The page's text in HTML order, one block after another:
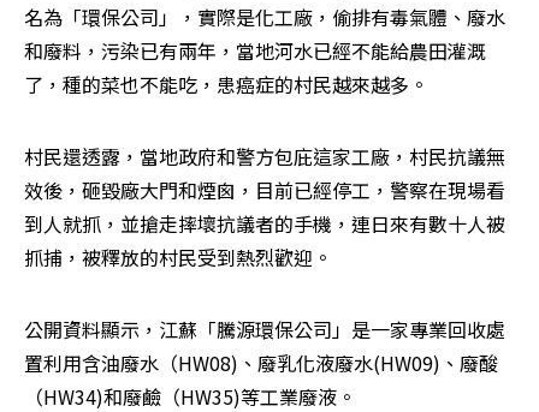
名為「環保公司」，實際是化工廠，偷排有毒氣體、廢水
和廢料，污染已有兩年，當地河水已經不能給農田灌溉
了，種的菜也不能吃，患癌症的村民越來越多。
村民還透露，當地政府和警方包庇這家工廠，村民抗議無
效後，砸毀廠大門和煙囪，目前已經停工，警察在現場看
到人就抓，並搶走摔壞抗議者的手機，連日來有數十人被
抓捕，被釋放的村民受到熱烈歡迎。
公開資料顯示，江蘇「騰源環保公司」是一家專業回收處
置利用含油廢水（HW08)、廢乳化液廢水(HW09)、廢酸
（HW34)和廢鹼（HW35)等工業廢液。